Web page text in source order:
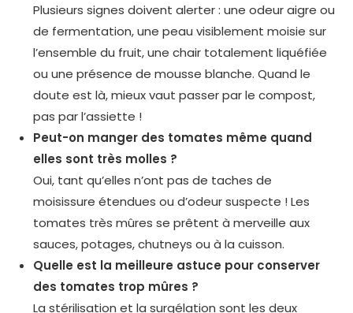
Plusieurs signes doivent alerter : une odeur aigre ou
de fermentation, une peau visiblement moisie sur
l’ensemble du fruit, une chair totalement liquéfiée
ou une présence de mousse blanche. Quand le
doute est là, mieux vaut passer par le compost,
pas par l’assiette !
Peut-on manger des tomates même quand
elles sont très molles ?
Oui, tant qu’elles n’ont pas de taches de
moisissure étendues ou d’odeur suspecte ! Les
tomates très mûres se prêtent à merveille aux
sauces, potages, chutneys ou à la cuisson.
Quelle est la meilleure astuce pour conserver
des tomates trop mûres ?
La stérilisation et la surgélation sont les deux